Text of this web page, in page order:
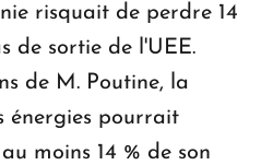
risquait de perdre 14
de sortie de l'UEE.
de M. Poutine, la
énergies pourrait
moins 14 % de son